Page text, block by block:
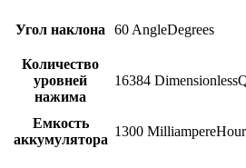
Угол наклона 60 AngleDegrees
Количество
уровней
нажима
16384
Емкость
аккумулятора
1300